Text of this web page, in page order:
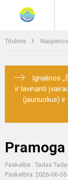
Titulinis Naujienos
Ignalinos
ir lavinanti
(jaunuolius)
Paskelbė : Tadas
Paskelbta: 2026-06-05